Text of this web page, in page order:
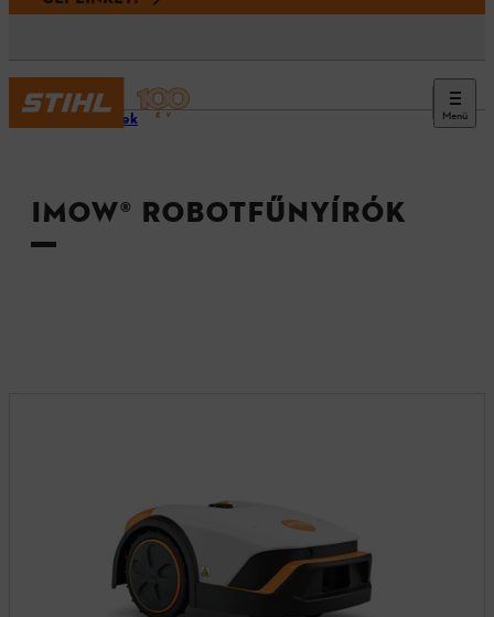
Menü
Termékek
IMOW® ROBOTFŰNYÍRÓK